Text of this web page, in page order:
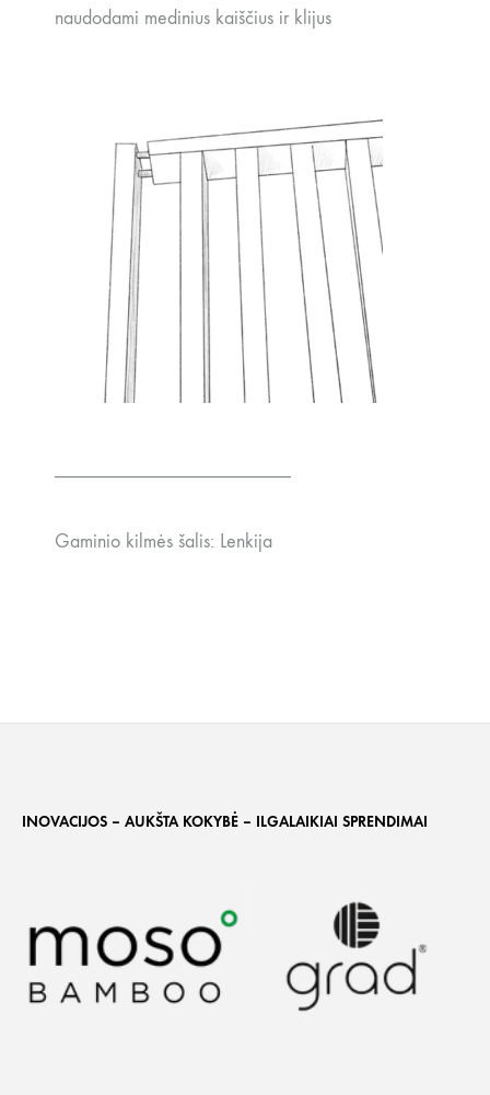
naudodami medinius kaiščius ir klijus
Gaminio kilmės šalis: Lenkija
INOVACIJOS – AUKŠTA KOKYBĖ – ILGALAIKIAI SPRENDIMAI